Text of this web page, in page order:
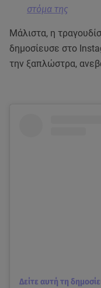
στόμα της
Μάλιστα, η
δημοσίευσε στο
την ξαπλώστρα,
Δείτε αυτή τη